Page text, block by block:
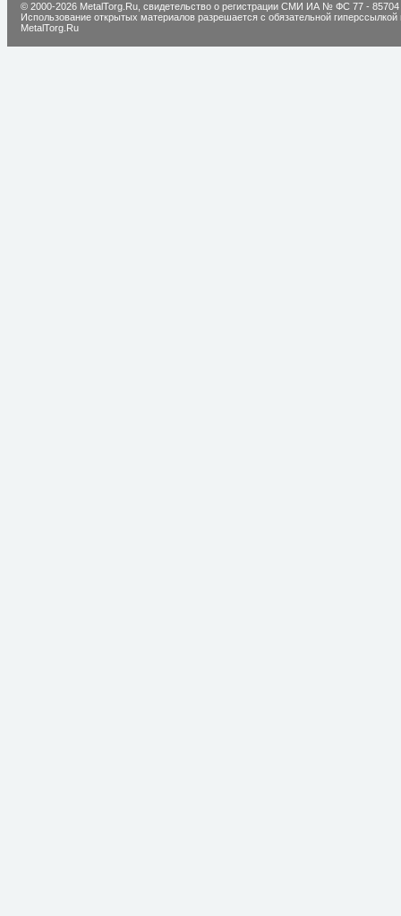
© 2000-2026 MetalTorg.Ru, cвидетельство о регистрации СМИ ИА № ФС 77 - 85704
Использование открытых материалов разрешается с обязательной гиперссылкой
MetalTorg.Ru